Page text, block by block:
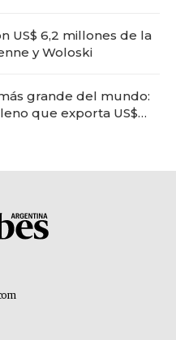
US$ 6,2 millones de la
y Woloski
grande del mundo:
que exporta US$